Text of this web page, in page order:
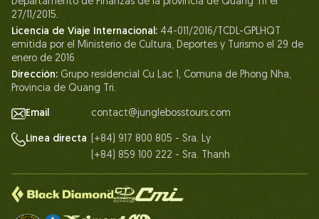
Nuestros certificados
Asociación
Contáctanos
27/11/2015.
Licencia de Viaje Internacional: 44-011/2016/TCDL-GPLHQT
emitida por el Ministerio de Cultura, Deportes y Turismo el 29 de
enero de 2016
Dirección: Grupo residencial Cu Lac 1, Comuna de Phong Nha,
Provincia de Quang Tri.
Email contact@junglebosstours.com
Línea directa
(+84) 917 800 805 - Sra. Ly
(+84) 859 100 222 - Sra. Thanh